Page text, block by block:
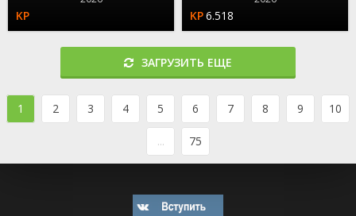
6.518
ЗАГРУЗИТЬ ЕЩЕ
1 2 3 4 5 6 7 8 9 10
... 75